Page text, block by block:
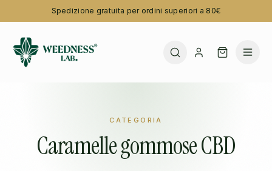
Spedizione gratuita per ordini superiori a 80€
CATEGORIA
Caramelle gommose CBD